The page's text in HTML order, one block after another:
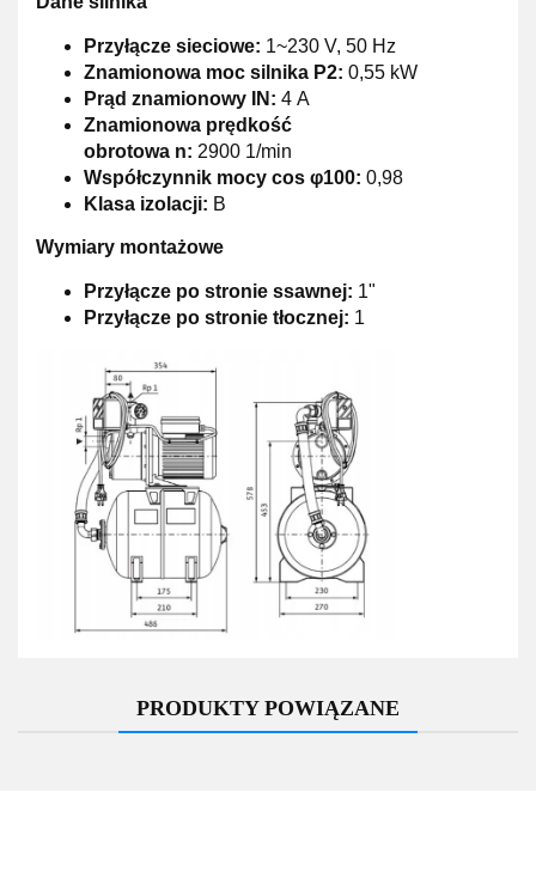
Przyłącze sieciowe: 1~230 V, 50 Hz
Znamionowa moc silnika P2: 0,55 kW
Prąd znamionowy IN: 4 A
Znamionowa prędkość
obrotowa n: 2900 1/min
Współczynnik mocy cos φ100: 0,98
Klasa izolacji: B
Wymiary montażowe
Przyłącze po stronie ssawnej: 1"
Przyłącze po stronie tłocznej: 1
PRODUKTY POWIĄZANE